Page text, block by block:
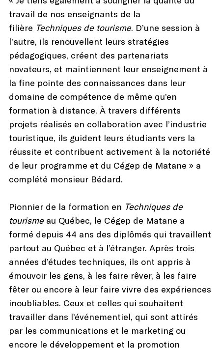
travail de nos enseignants de la
filière Techniques de tourisme. D’une session à
l’autre, ils renouvellent leurs stratégies
pédagogiques, créent des partenariats
novateurs, et maintiennent leur enseignement à
la fine pointe des connaissances dans leur
domaine de compétence de même qu’en
formation à distance. À travers différents
projets réalisés en collaboration avec l’industrie
touristique, ils guident leurs étudiants vers la
réussite et contribuent activement à la notoriété
de leur programme et du Cégep de Matane » a
complété monsieur Bédard.
Pionnier de la formation en Techniques de
tourismeau Québec, le Cégep de Matane a
formé depuis 44 ans des diplômés qui travaillent
partout au Québec et à l’étranger. Après trois
années d’études techniques, ils ont appris à
émouvoir les gens, à les faire rêver, à les faire
fêter ou encore à leur faire vivre des expériences
inoubliables. Ceux et celles qui souhaitent
travailler dans l’événementiel, qui sont attirés
par les communications et le marketing ou
encore le développement et la promotion